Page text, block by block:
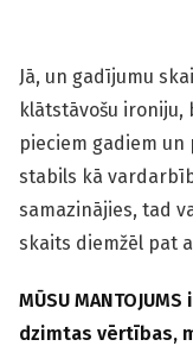
Jā, un gadījumu
klātstāvošu ironiju,
pieciem gadiem
stabils kā
samazinājies, tad
skaits diemžēl pat
MŪSU
dzimtas vērtības,